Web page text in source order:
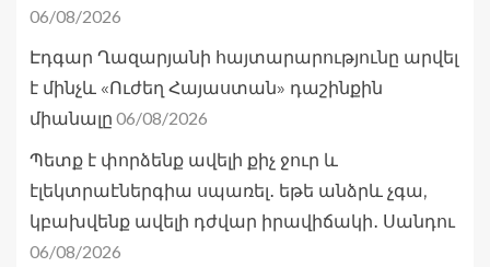
06/08/2026
Էդգար Ղազարյանի հայտարարությունը արվել
է մինչև «Ուժեղ Հայաստան» դաշինքին
միանալը 06/08/2026
Պետք է փորձենք ավելի քիչ ջուր և
էլեկտրաէներգիա սպառել․ եթե անձրև չգա,
կբախվենք ավելի դժվար իրավիճակի․ Սանդու
06/08/2026